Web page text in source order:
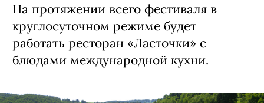
На протяжении всего фестиваля в
круглосуточном режиме будет
работать ресторан «Ласточки» с
блюдами международной кухни.